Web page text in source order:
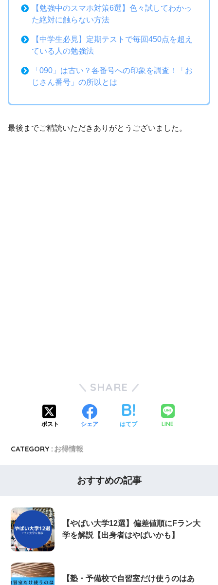
【勉強中のスマホ対策6選】色々試してわかっ
た絶対に触らない方法
【中学生必見】定期テストで毎回450点を超え
ている人の勉強法
「090」は古い？各番号への印象を調査！「お
じさん番号」の所以とは
最後までご精読いただきありがとうございました。
SHARE
ポスト シェア はてブ LINE
CATEGORY : お得情報
おすすめの記事
【やばい大学12選】偏差値順にFラン大
学を解説【出身者はやばいかも】
【塾・予備校で自習室だけ使うのはあ